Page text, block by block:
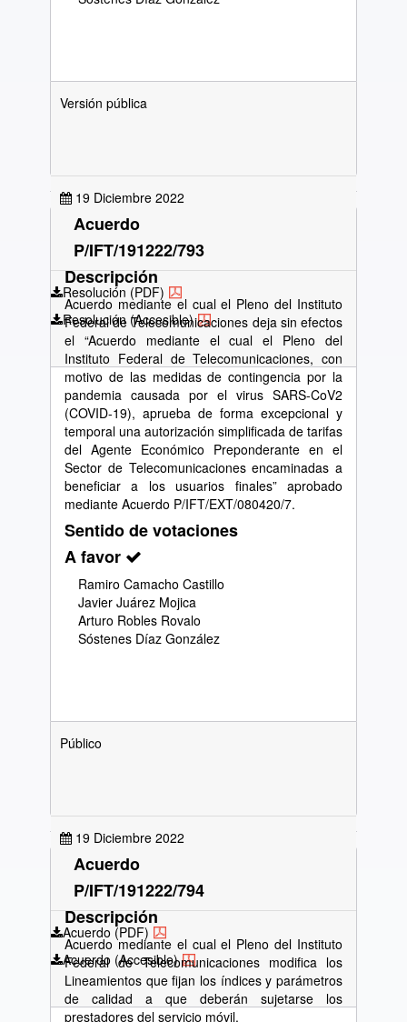
Versión pública
19 Diciembre 2022
Resolución (PDF)
Resolución (Accesible)
Acuerdo
P/IFT/191222/793
Descripción
Acuerdo mediante el cual el Pleno del Instituto
Federal de Telecomunicaciones deja sin efectos
el “Acuerdo mediante el cual el Pleno del
Instituto Federal de Telecomunicaciones, con
motivo de las medidas de contingencia por la
pandemia causada por el virus SARS-CoV2
(COVID-19), aprueba de forma excepcional y
temporal una autorización simplificada de tarifas
del Agente Económico Preponderante en el
Sector de Telecomunicaciones encaminadas a
beneficiar a los usuarios finales” aprobado
mediante Acuerdo P/IFT/EXT/080420/7.
Sentido de votaciones
A favor
Ramiro Camacho Castillo
Javier Juárez Mojica
Arturo Robles Rovalo
Sóstenes Díaz González
Público
19 Diciembre 2022
Acuerdo (PDF)
Acuerdo (Accesible)
Acuerdo
P/IFT/191222/794
Descripción
Acuerdo mediante el cual el Pleno del Instituto
Federal de Telecomunicaciones modifica los
Lineamientos que fijan los índices y parámetros
de calidad a que deberán sujetarse los
prestadores del servicio móvil.